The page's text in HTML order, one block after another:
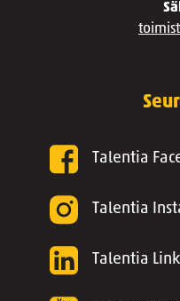
Talentia
Talentia
Talentia